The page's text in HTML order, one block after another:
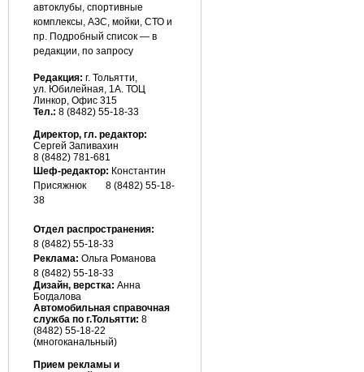
автоклубы, спортивные
комплексы, АЗС, мойки, СТО и
пр. Подробный список — в
редакции, по запросу
Редакция: г. Тольятти,
ул. Юбилейная, 1А. ТОЦ
Линкор, Офис 315
Тел.: 8 (8482) 55-18-33
Директор, гл. редактор:
Сергей Запивахин
8 (8482) 781-681
Шеф-редактор: Константин
Присяжнюк 8 (8482) 55-18-
38
Отдел распространения:
8 (8482) 55-18-33
Реклама: Ольга Романова
8 (8482) 55-18-33
Дизайн, верстка: Анна
Богдалова
Автомобильная справочная
служба по г.Тольятти: 8
(8482) 55-18-22
(многоканальный)
Прием рекламы и